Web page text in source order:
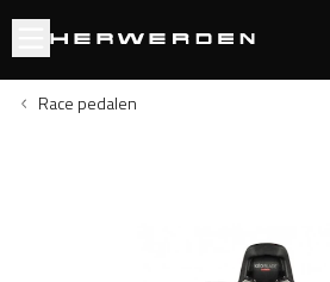
Open menu
Race pedalen